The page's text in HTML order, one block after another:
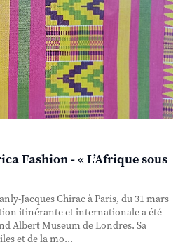
Fashion - « L’Afrique sous
Jacques Chirac à Paris, du 31 mars
itinérante et internationale a été
Albert Museum de Londres. Sa
et de la mo...